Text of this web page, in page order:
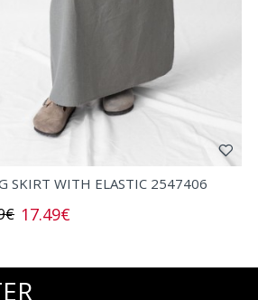
SKIRT WITH ELASTIC 2547406
17.49€